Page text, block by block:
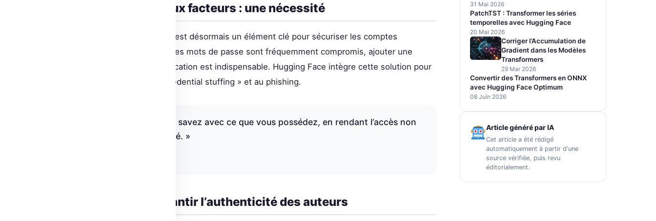
Authentification à deux facteurs : une nécessité
La double authentification (2FA) est désormais un élément clé pour sécuriser les comptes
utilisateurs. Dans un monde où les mots de passe sont fréquemment compromis, ajouter une
couche supplémentaire de vérification est indispensable. Hugging Face intègre cette solution pour
diminuer les risques liés au « credential stuffing » et au phishing.
« 2FA combine ce que vous savez avec ce que vous possédez, en rendant l’accès non
autorisé bien plus compliqué. »
Commit Signing : Garantir l’authenticité des auteurs
31 Mai 2026
PatchTST : Transformer les séries
temporelles avec Hugging Face
20 Mai 2026
Corriger l’Accumulation de
Gradient dans les Modèles
Transformers
29 Mar 2026
Convertir des Transformers en ONNX
avec Hugging Face Optimum
08 Juin 2026
Article généré par IA
Cet article a été rédigé
automatiquement à partir d'une
source vérifiée, puis revu
éditorialement.